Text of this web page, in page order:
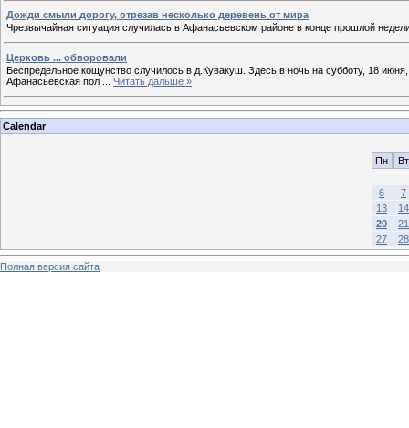
Дожди смыли дорогу, отрезав несколько деревень от мира
Чрезвычайная ситуация случилась в Афанасьевском районе в конце прошлой
Церковь ... обворовали
Беспредельное кощунство случилось в д.Кувакуш. Здесь в ночь на субботу, 18
Афанасьевская пол
Читать дальше »
Calendar
Пн Вт
6
7
13
14
20
21
27
28
Полная версия сайта